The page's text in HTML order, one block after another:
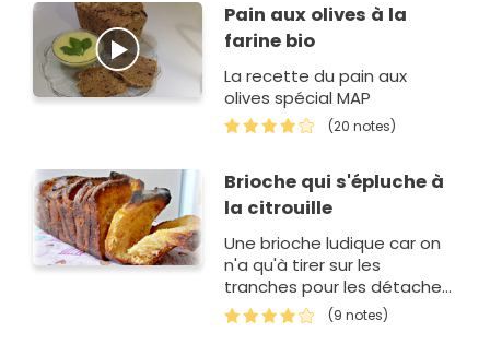
Pain aux olives à la
farine bio
La recette du pain aux
olives spécial MAP
(20 notes)
Brioche qui s'épluche à
la citrouille
Une brioche ludique car on
n'a qu'à tirer sur les
tranches pour les détacher
et aussi un bon moyen de
montrer aux enfants que les
(9 notes)